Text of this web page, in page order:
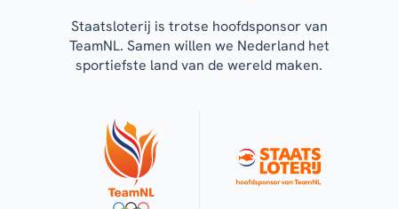
Staatsloterij is trotse hoofdsponsor van
TeamNL. Samen willen we Nederland het
sportiefste land van de wereld maken.